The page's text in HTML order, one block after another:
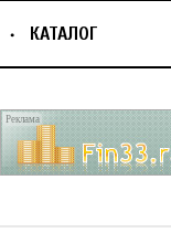
КАТАЛОГ